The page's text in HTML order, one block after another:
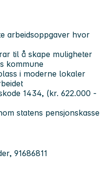
arbeidsoppgaver hvor
til å skape muligheter
kommune
i moderne lokaler
1434, (kr. 622.000 -
statens pensjonskasse
91686811